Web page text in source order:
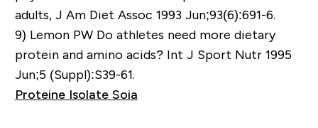
adults, J Am Diet Assoc 1993 Jun;93(6):691-6.
9) Lemon PW Do athletes need more dietary
protein and amino acids? Int J Sport Nutr 1995
Jun;5 (Suppl):S39-61.
Proteine Isolate Soia